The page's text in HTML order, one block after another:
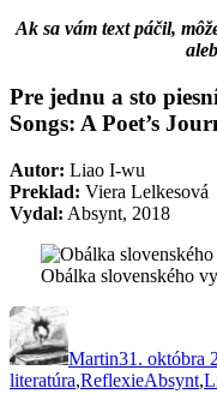
Ak sa vám text páčil,
Pre jednu a sto
Songs: A Poet’s
Autor: Liao I-wu
Preklad: Viera Lelkesová
Vydal: Absynt, 2018
Obálka slovenského
Autor
Martin31. októbra
literatúra,ReflexieZnačky
Absynt,